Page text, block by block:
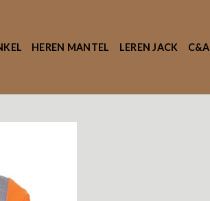
HEREN MANTEL LEREN JACK